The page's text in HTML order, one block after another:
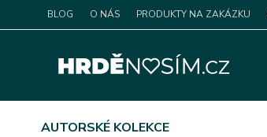
BLOG O NÁS PRODUKTY NA ZAKÁZKU
AUTORSKÉ KOLEKCE